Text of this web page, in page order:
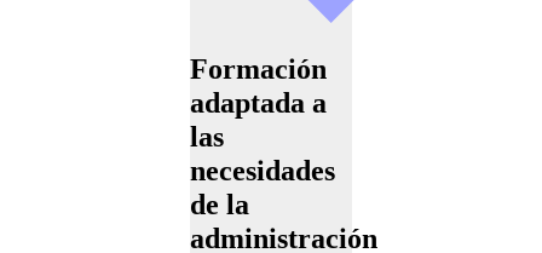
Formación
adaptada a
las
necesidades
de la
administración